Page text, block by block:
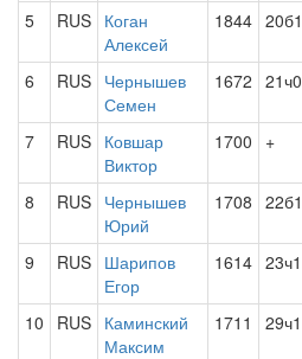
5 RUS Коган
Алексей
1844 20б1
6 RUS Чернышев
Семен
1672 21ч0
7 RUS Ковшар
Виктор
1700 +
8 RUS Чернышев
Юрий
1708 22б1
9 RUS Шарипов
Егор
1614 23ч1
10 RUS Каминский
Максим
1711 29ч1